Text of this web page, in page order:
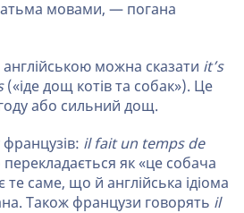
мовами, — погана
можна сказати it’s
(«іде дощ котів та собак»). Це
або сильний дощ.
французів: il fait un temps de
як «це собача
те саме, що й англійська ідіома
Також французи говорять il